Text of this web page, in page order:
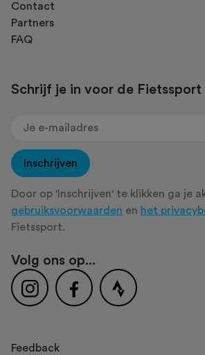
Contact
Partners
FAQ
Schrijf je in voor de Fietssport
Inschrijven
Door op 'Inschrijven' te klikken ga je
gebruiksvoorwaarden en het
Fietssport.
Volg ons op...
Feedback